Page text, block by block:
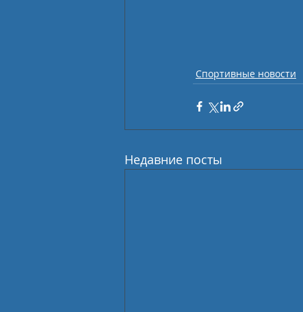
Спортивные новости
Недавние посты